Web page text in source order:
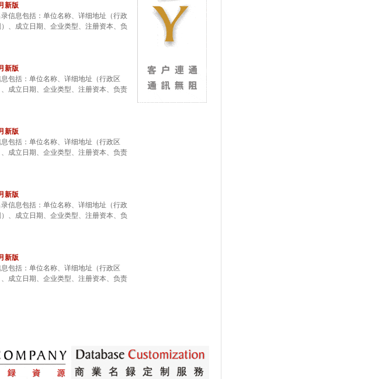
新版
信息包括：单位名称、详细地址（行政
、成立日期、企业类型、注册资本、负
新版
包括：单位名称、详细地址（行政区
成立日期、企业类型、注册资本、负责
新版
包括：单位名称、详细地址（行政区
成立日期、企业类型、注册资本、负责
新版
信息包括：单位名称、详细地址（行政
、成立日期、企业类型、注册资本、负
新版
包括：单位名称、详细地址（行政区
成立日期、企业类型、注册资本、负责